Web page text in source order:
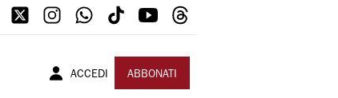
ACCEDI ABBONATI